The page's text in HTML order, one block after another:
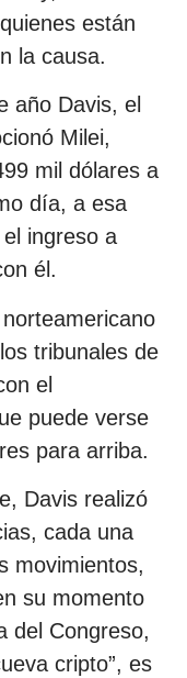
están
la causa.
año Davis, el
Milei,
mil dólares a
día, a esa
ingreso a
él.
tribunales de
el
puede verse
para arriba.
Davis realizó
cada una
movimientos,
su momento
del Congreso,
cripto”, es